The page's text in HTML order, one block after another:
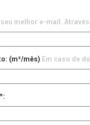
seu melhor e-mail.
(m³/mês) Em caso de